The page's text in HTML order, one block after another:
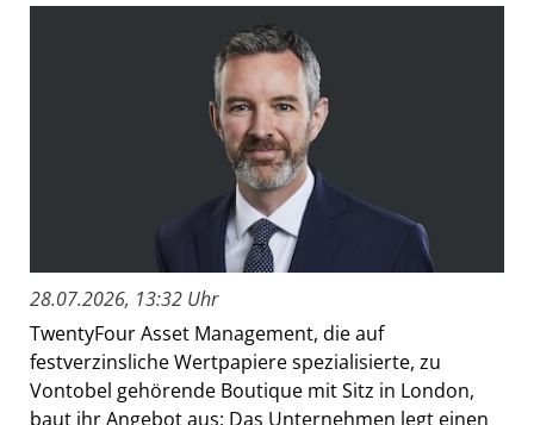
28.07.2026, 13:32 Uhr
TwentyFour Asset Management, die auf
festverzinsliche Wertpapiere spezialisierte, zu
Vontobel gehörende Boutique mit Sitz in London,
baut ihr Angebot aus: Das Unternehmen legt einen